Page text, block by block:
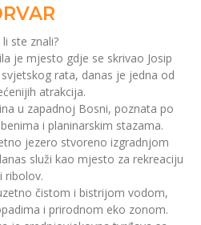
li ste znali?
je mjesto gdje se skrivao Josip
rata, danas je jedna od
atrakcija.
u zapadnoj Bosni, poznata po
i planinarskim stazama.
jezero stvoreno izgradnjom
služi kao mjesto za rekreaciju
i ribolov.
čistom i bistrijom vodom,
i prirodnom eko ​​zonom.